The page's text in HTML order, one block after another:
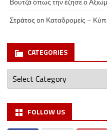
Στράτος on Καταδρομείς –
CATEGORIES
Categories
FOLLOW US